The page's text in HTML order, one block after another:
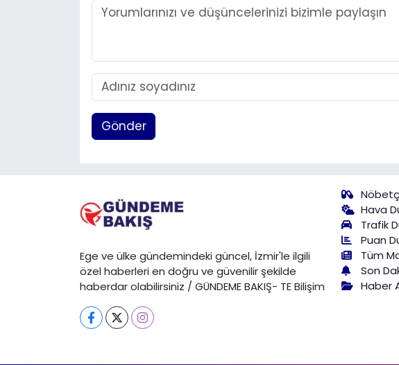
Gönder
Ege ve ülke gündemindeki güncel, İzmir'le ilgili
özel haberleri en doğru ve güvenilir şekilde
haberdar olabilirsiniz / GÜNDEME BAKIŞ- TE Bilişim
Hava
Trafik
Puan
Tüm
Son
Haber